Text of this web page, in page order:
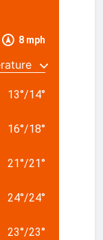
8 mph
13°/14°
16°/18°
21°/21°
24°/24°
23°/23°